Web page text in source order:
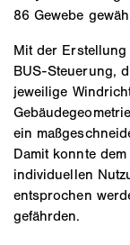
86 Gewebe
Mit der
BUS-Steuerung,
jeweilige
ein
Damit konnte
individuellen
entsprochen
gefährden.